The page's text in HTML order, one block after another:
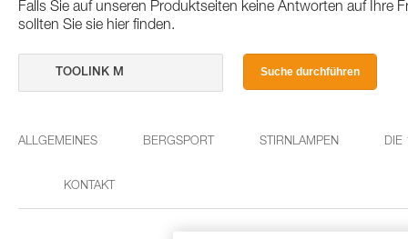
Falls Sie auf unseren Produktseiten keine Antworten auf Ihre
sollten Sie sie hier finden.
Suche durchführen
ALLGEMEINES BERGSPORT STIRNLAMPEN DIE
KONTAKT